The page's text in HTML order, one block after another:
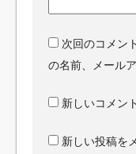
次回のコメン
の名前、メール
新しいコメン
新しい投稿を